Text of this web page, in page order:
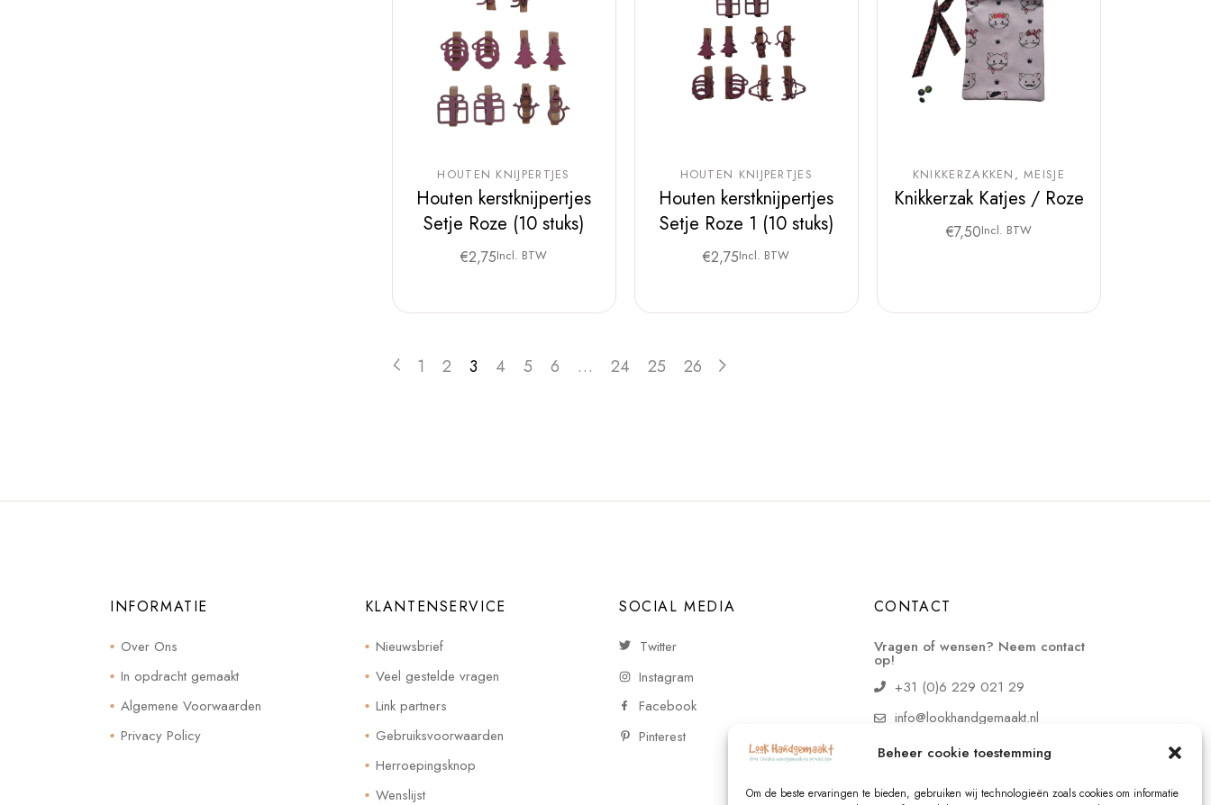
Beheer cookie toestemming
Om de beste ervaringen te bieden, gebruiken wij technologieën zoals cookies om informatie
HOUTEN KNIJPERTJES
Houten kerstknijpertjes
Setje Roze (10 stuks)
€2,75Incl. BTW
HOUTEN KNIJPERTJES
Houten kerstknijpertjes
Setje Roze 1 (10 stuks)
€2,75Incl. BTW
KNIKKERZAKKEN MEISJE
Knikkerzak Katjes / Roze
€7,50Incl. BTW
1 2 3 4 5 6 … 24 25 26
INFORMATIE
Over Ons
In opdracht gemaakt
Algemene Voorwaarden
Privacy Policy
KLANTENSERVICE
Nieuwsbrief
Veel gestelde vragen
Link partners
Gebruiksvoorwaarden
Herroepingsknop
Wenslijst
SOCIAL MEDIA
Twitter
Instagram
Facebook
Pinterest
CONTACT
Vragen of wensen? Neem contact
op!
+31 (0)6 229 021 29
info@lookhandgemaakt.nl